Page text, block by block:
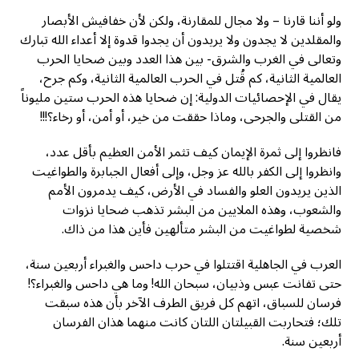
ولو أننا قارنا – ولا مجال للمقارنة، ولكن لأن خفافيش الأبصار
والمقلدين لا يجدون ولا يريدون أن يجدوا قدوة إلا أعداء الله تبارك
وتعالى في الغرب والشرق- بين هذا العدد وبين ضحايا الحرب
العالمية الثانية، كم قُتل في الحرب العالمية الثانية، وكم جرح،
يقال في الإحصائيات الدولية: إن ضحايا هذه الحرب ستين مليوناً
من القتلى والجرحى، وماذا حققت من خير، أو أمن، أو رخاء؟!!!
فانظروا إلى ثمرة الإيمان كيف تثمر الأمن العظيم بأقل عدد،
وانظروا إلى الكفر بالله عز وجل، وإلى أفعال الجبابرة والطواغيت
الذين يريدون العلو والفساد في الأرض، كيف يدمرون الأمم
والشعوب، وهذه الملايين من البشر تذهب ضحايا نزوات
شخصية لطواغيت من البشر متألهين فأين هذا من ذاك.
العرب في الجاهلية اقتتلوا في حرب داحس والغبراء أربعين سنة،
حتى تفانت عبس وذبيان، سبحان الله! وما هي داحس والغبراء؟!
فرسان للسباق، اتهم كل فريق الطرف الآخر بأن هذه سبقت
تلك؛ فتحاربت القبيلتان اللتان كانت منهما هذان الفرسان
أربعين سنة.